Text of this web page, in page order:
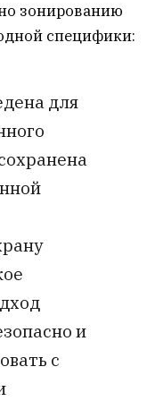
зонированию
специфики:
для
и
с